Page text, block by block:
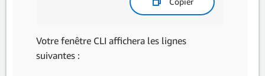
Votre fenêtre CLI affichera les lignes
suivantes :